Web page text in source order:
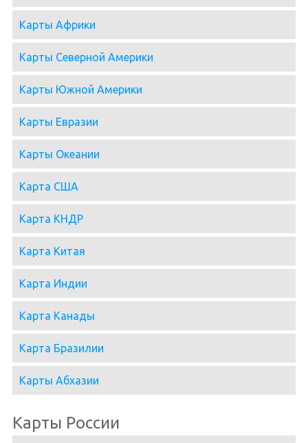
Карты Африки
Карты Северной Америки
Карты Южной Америки
Карты Евразии
Карты Океании
Карта США
Карта КНДР
Карта Китая
Карта Индии
Карта Канады
Карта Бразилии
Карты Абхазии
Карты России